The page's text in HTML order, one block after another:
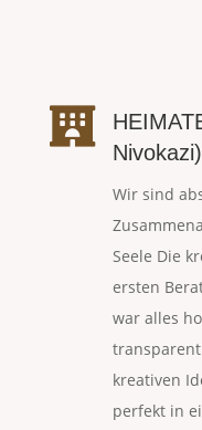

Nivokazi)
Wir sind
Seele Die
ersten
war alles
kreativen
perfekt in